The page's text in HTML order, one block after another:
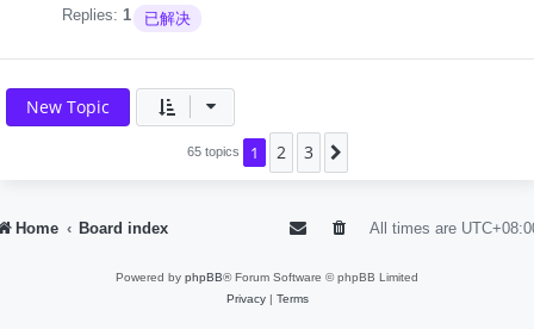
Replies: 1 已解决
New Topic
65 topics 1 2 3
Home Board index All times are
Powered by phpBB® Forum Software © phpBB Limited
Privacy| Terms